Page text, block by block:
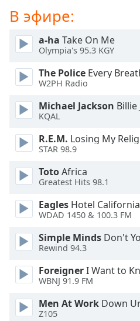
dialog
window.
Escape
cancel
window.
Background
Color
Opacity
В эфире:
a-ha Take On Me
Olympia's 95.3 KGY
The Police Every
W2PH Radio
Michael Jackson Billie
KQAL
R.E.M. Losing My
STAR 98.9
TotoAfrica
Greatest Hits 98.1
Eagles Hotel California
WDAD 1450 & 100.3 FM
Simple Minds Don't
Rewind 94.3
ForeignerI Want to
WBNJ 91.9 FM
Men At Work Down
Z105